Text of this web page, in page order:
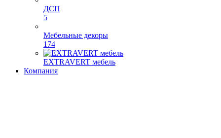
ДСП
5
Мебельные декоры
174
EXTRAVERT мебель
Компания